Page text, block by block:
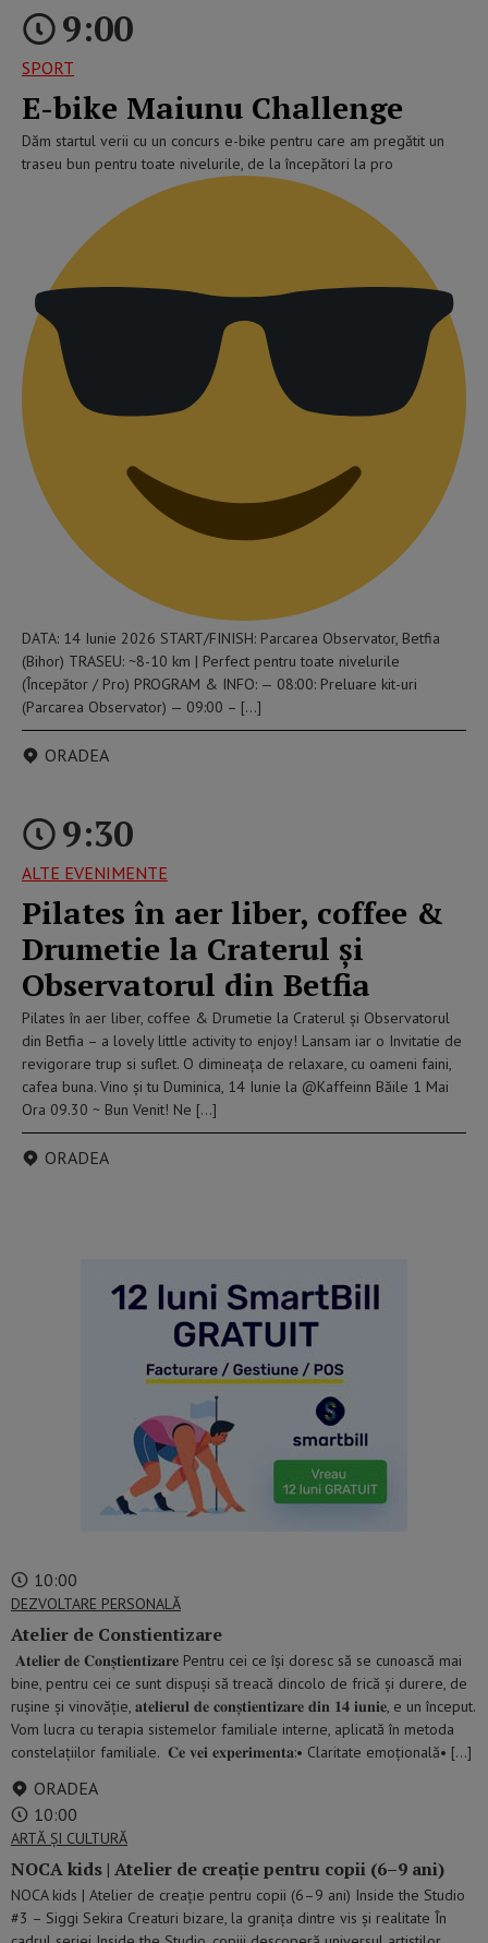
9:00
SPORT
E-bike Maiunu Challenge
Dăm startul verii cu un concurs e-bike pentru care am pregătit un
traseu bun pentru toate nivelurile, de la începători la pro
DATA: 14 Iunie 2026 START/FINISH: Parcarea Observator, Betfia
(Bihor) TRASEU: ~8-10 km | Perfect pentru toate nivelurile
(Începător / Pro) PROGRAM & INFO: — 08:00: Preluare kit-uri
(Parcarea Observator) — 09:00 – […]
ORADEA
9:30
ALTE EVENIMENTE
Pilates în aer liber, coffee &
Drumetie la Craterul și
Observatorul din Betfia
Pilates în aer liber, coffee & Drumetie la Craterul și Observatorul
din Betfia – a lovely little activity to enjoy! Lansam iar o Invitatie de
revigorare trup si suflet. O dimineața de relaxare, cu oameni faini,
cafea buna. Vino și tu Duminica, 14 Iunie la @Kaffeinn Băile 1 Mai
Ora 09.30 ~ Bun Venit! Ne […]
ORADEA
10:00
DEZVOLTARE PERSONALĂ
Atelier de Constientizare
𝐀𝐭𝐞𝐥𝐢𝐞𝐫 𝐝𝐞 𝐂𝐨𝐧𝐬̦𝐭𝐢𝐞𝐧𝐭𝐢𝐳𝐚𝐫𝐞 Pentru cei ce își doresc să se cunoască mai
bine, pentru cei ce sunt dispuși să treacă dincolo de frică și durere, de
rușine și vinovăție, 𝐚𝐭𝐞𝐥𝐢𝐞𝐫𝐮𝐥 𝐝𝐞 𝐜𝐨𝐧𝐬̦𝐭𝐢𝐞𝐧𝐭𝐢𝐳𝐚𝐫𝐞 𝐝𝐢𝐧 𝟏𝟒 𝐢𝐮𝐧𝐢𝐞, e un început.
Vom lucra cu terapia sistemelor familiale interne, aplicată în metoda
constelațiilor familiale. 𝐂𝐞 𝐯𝐞𝐢 𝐞𝐱𝐩𝐞𝐫𝐢𝐦𝐞𝐧𝐭𝐚:• Claritate emoțională• […]
ORADEA
10:00
ARTĂ ȘI CULTURĂ
NOCA kids | Atelier de creație pentru copii (6–9 ani)
NOCA kids | Atelier de creație pentru copii (6–9 ani) Inside the Studio
#3 – Siggi Sekira Creaturi bizare, la granița dintre vis și realitate În